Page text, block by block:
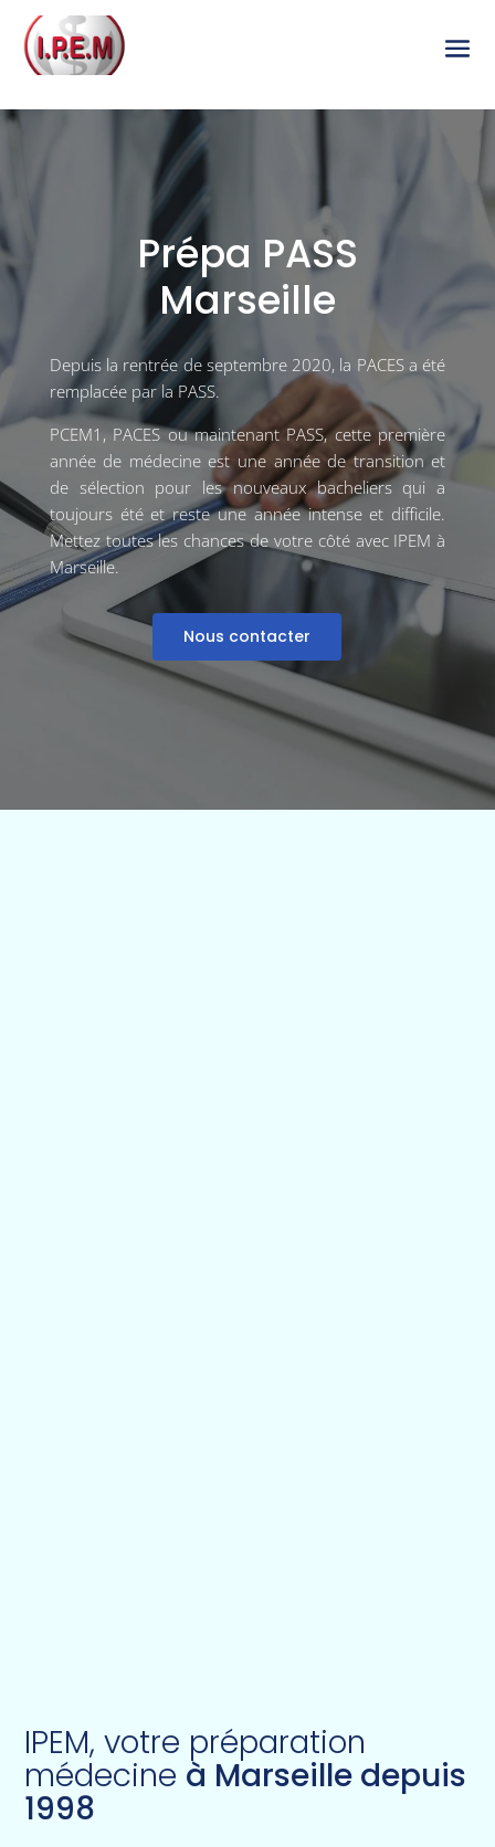
Prépa PASS
Marseille
Depuis la rentrée de septembre 2020, la PACES a été
remplacée par la PASS.
PCEM1, PACES ou maintenant PASS, cette première
année de médecine est une année de transition et
de sélection pour les nouveaux bacheliers qui a
toujours été et reste une année intense et difficile.
Mettez toutes les chances de votre côté avec IPEM à
Marseille.
Nous contacter
IPEM, votre préparation
médecine à Marseille depuis
1998